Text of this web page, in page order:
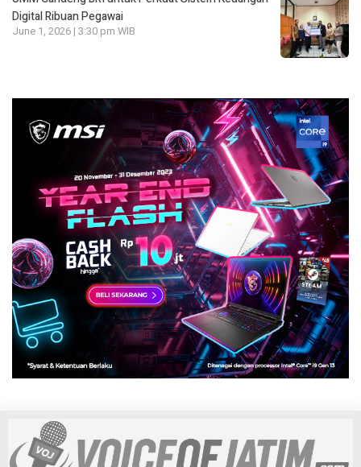
Digital Ribuan Pegawai
June 1, 2026 | 3:30 pm WIB